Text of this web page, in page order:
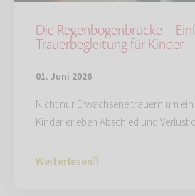
Die Regenbogenbrücke –
Trauerbegleitung für Kinder
01. Juni 2026
Nicht nur Erwachsene trauern um
Kinder erleben Abschied und Verlust
Weiterlesen